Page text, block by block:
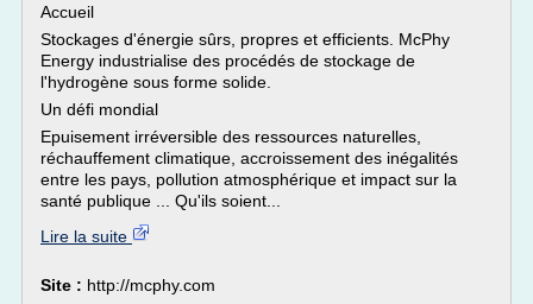
Accueil
Stockages d'énergie sûrs, propres et efficients. McPhy
Energy industrialise des procédés de stockage de
l'hydrogène sous forme solide.
Un défi mondial
Epuisement irréversible des ressources naturelles,
réchauffement climatique, accroissement des inégalités
entre les pays, pollution atmosphérique et impact sur la
santé publique ... Qu'ils soient...
Lire la suite
Site : http://mcphy.com